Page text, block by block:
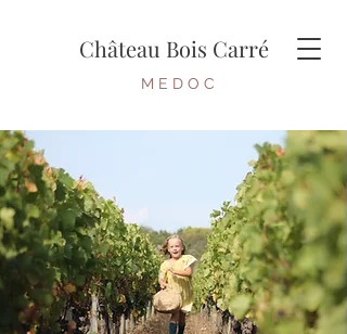
Château Bois Carré
M E D O C